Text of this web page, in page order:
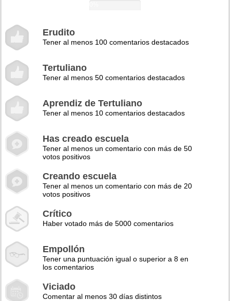
Erudito
Tener al menos 100 comentarios destacados
Tertuliano
Tener al menos 50 comentarios destacados
Aprendiz de Tertuliano
Tener al menos 10 comentarios destacados
Has creado escuela
Tener al menos un comentario con más de 50
votos positivos
Creando escuela
Tener al menos un comentario con más de 20
votos positivos
Crítico
Haber votado más de 5000 comentarios
Empollón
Tener una puntuación igual o superior a 8 en
los comentarios
Viciado
Comentar al menos 30 días distintos